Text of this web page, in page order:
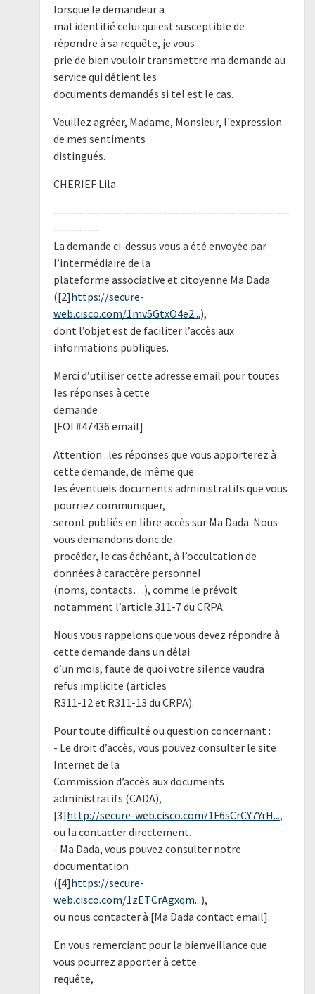
lorsque le demandeur a
mal identifié celui qui est susceptible de
répondre à sa requête, je vous
prie de bien vouloir transmettre ma demande au
service qui détient les
documents demandés si tel est le cas.
Veuillez agréer, Madame, Monsieur, l'expression
de mes sentiments
distingués.
CHERIEF Lila
--------------------------------------------------------
-----------
La demande ci-dessus vous a été envoyée par
l’intermédiaire de la
plateforme associative et citoyenne Ma Dada
([2]https://secure-
web.cisco.com/1mv5GtxO4e2...),
dont l’objet est de faciliter l’accès aux
informations publiques.
Merci d’utiliser cette adresse email pour toutes
les réponses à cette
demande :
[FOI #47436 email]
Attention : les réponses que vous apporterez à
cette demande, de même que
les éventuels documents administratifs que vous
pourriez communiquer,
seront publiés en libre accès sur Ma Dada. Nous
vous demandons donc de
procéder, le cas échéant, à l’occultation de
données à caractère personnel
(noms, contacts…), comme le prévoit
notamment l’article 311-7 du CRPA.
Nous vous rappelons que vous devez répondre à
cette demande dans un délai
d’un mois, faute de quoi votre silence vaudra
refus implicite (articles
R311-12 et R311-13 du CRPA).
Pour toute difficulté ou question concernant :
- Le droit d’accès, vous pouvez consulter le site
Internet de la
Commission d’accès aux documents
administratifs (CADA),
[3]http://secure-web.cisco.com/1F6sCrCY7YrH...,
ou la contacter directement.
- Ma Dada, vous pouvez consulter notre
documentation
([4]https://secure-
web.cisco.com/1zETCrAgxqm...),
ou nous contacter à [Ma Dada contact email].
En vous remerciant pour la bienveillance que
vous pourrez apporter à cette
requête,